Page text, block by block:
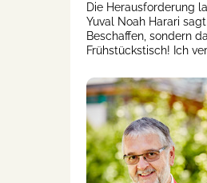
Die Herausforderung
Yuval Noah Harari
Beschaffen, sondern
Frühstückstisch! Ich